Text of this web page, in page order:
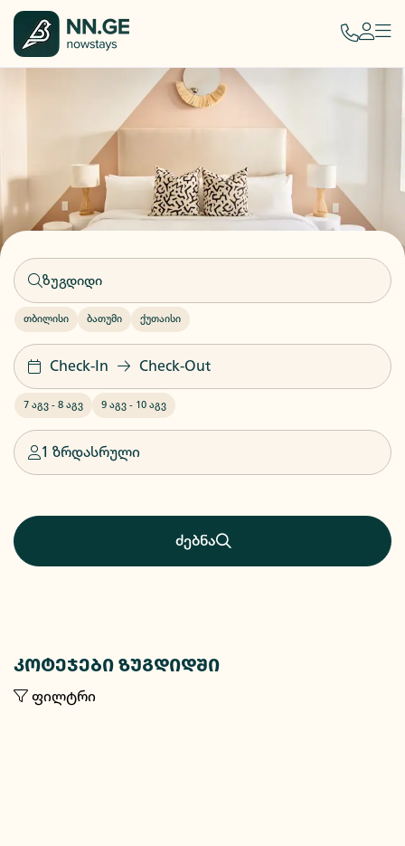
თბილისი ბათუმი ქუთაისი
Check-In Check-Out
7 აგვ - 8 აგვ 9 აგვ - 10 აგვ
1 ზრდასრული
ძებნა
კოტეჯები ზუგდიდში
ფილტრი